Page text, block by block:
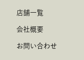
店舗一覧
会社概要
お問い合わせ